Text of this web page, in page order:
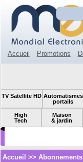
Mon
Accueil Promotions
TV Satellite HD Automatismes
portails
High
Tech
Maison
& jardin
Accueil >>